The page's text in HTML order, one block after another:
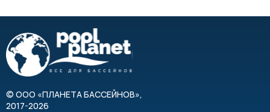
© ООО «ПЛАНЕТА БАССЕЙНОВ»,
2017-2026